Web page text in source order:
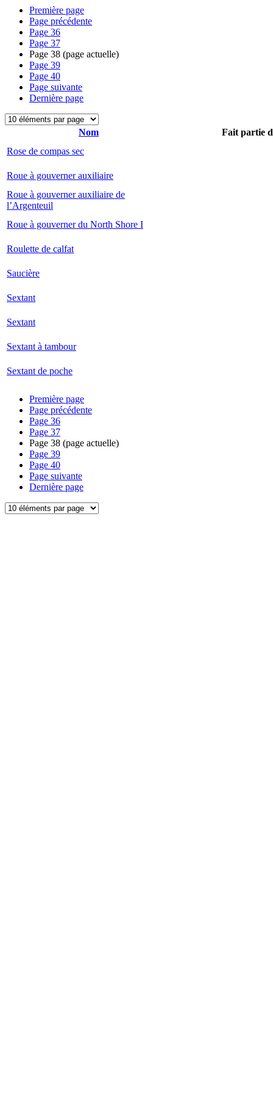
Première page
Page précédente
Page 36
Page 37
Page 38 (page actuelle)
Page 39
Page 40
Page suivante
Dernière page
Nom
Fait partie
Rose de compas sec
Roue à gouverner auxiliaire
Roue à gouverner auxiliaire de
l’Argenteuil
Roue à gouverner du North Shore I
Roulette de calfat
Saucière
Sextant
Sextant
Sextant à tambour
Sextant de poche
Première page
Page précédente
Page 36
Page 37
Page 38 (page actuelle)
Page 39
Page 40
Page suivante
Dernière page